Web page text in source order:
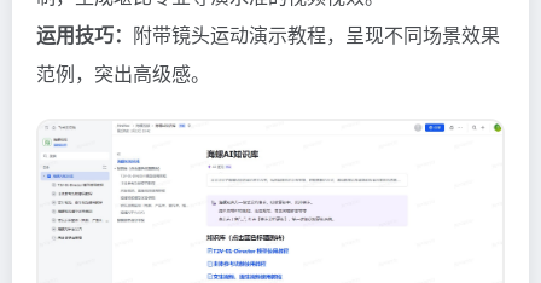
运用技巧：
附带镜头运动演示教程，呈现不同场景效果
范例，突出高级感。